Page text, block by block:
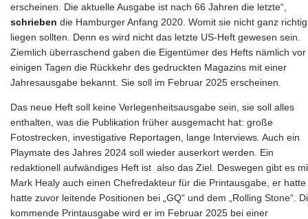
erscheinen. Die aktuelle Ausgabe ist nach 66 Jahren die letzte“,
schrieben die Hamburger Anfang 2020. Womit sie nicht ganz richtig
liegen sollten. Denn es wird nicht das letzte US-Heft gewesen sein.
Ziemlich überraschend gaben die Eigentümer des Hefts nämlich vor
einigen Tagen die Rückkehr des gedruckten Magazins mit einer
Jahresausgabe bekannt. Sie soll im Februar 2025 erscheinen.
Das neue Heft soll keine Verlegenheitsausgabe sein, sie soll alles
enthalten, was die Publikation früher ausgemacht hat: große
Fotostrecken, investigative Reportagen, lange Interviews Auch ein
Playmate des Jahres 2024 soll wieder auserkort werden. Ein
redaktionell aufwändiges Heft ist also das Ziel. Deswegen gibt es
Mark Healy auch einen Chefredakteur für die Printausgabe, er hatte
hatte zuvor leitende Positionen bei „GQ“ und dem „Rolling Stone“.
kommende Printausgabe wird er im Februar 2025 bei einer